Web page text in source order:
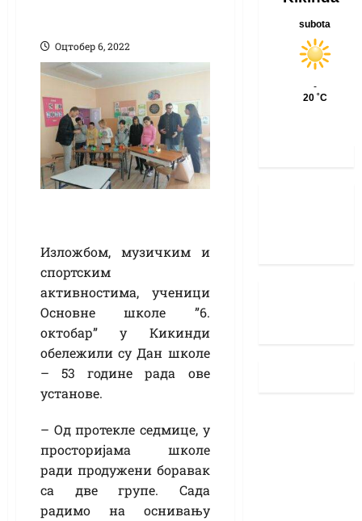
Оцтобер 6, 2022
Изложбом, музичким и
спортским
активностима, ученици
Основне школе ”6.
октобар” у Кикинди
обележили су Дан школе
– 53 године рада ове
установе.
– Од протекле седмице, у
просторијама школе
ради продужени боравак
са две групе. Сада
радимо на оснивању